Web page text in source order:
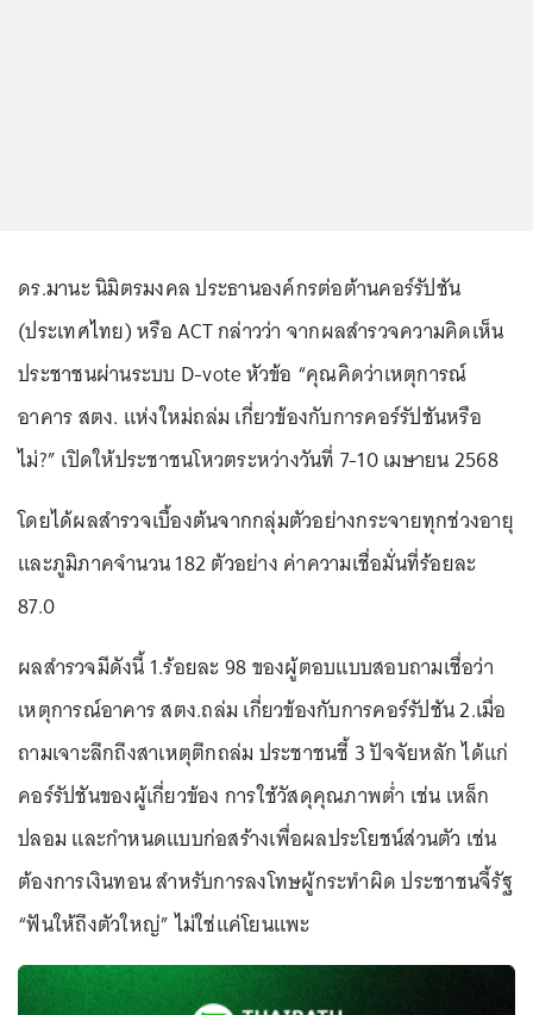
ดร.มานะ นิมิตรมงคล ประธานองค์กรต่อต้านคอร์รัปชัน
(ประเทศไทย) หรือ ACT กล่าวว่า จากผลสำรวจความคิดเห็น
ประชาชนผ่านระบบ D-vote หัวข้อ “คุณคิดว่าเหตุการณ์
อาคาร สตง. แห่งใหม่ถล่ม เกี่ยวข้องกับการคอร์รัปชันหรือ
ไม่?” เปิดให้ประชาชนโหวตระหว่างวันที่ 7-10 เมษายน 2568
โดยได้ผลสำรวจเบื้องต้นจากกลุ่มตัวอย่างกระจายทุกช่วงอายุ
และภูมิภาคจำนวน 182 ตัวอย่าง ค่าความเชื่อมั่นที่ร้อยละ
87.0
ผลสำรวจมีดังนี้ 1.ร้อยละ 98 ของผู้ตอบแบบสอบถามเชื่อว่า
เหตุการณ์อาคาร สตง.ถล่ม เกี่ยวข้องกับการคอร์รัปชัน 2.เมื่อ
ถามเจาะลึกถึงสาเหตุตึกถล่ม ประชาชนชี้ 3 ปัจจัยหลัก ได้แก่
คอร์รัปชันของผู้เกี่ยวข้อง การใช้วัสดุคุณภาพต่ำ เช่น เหล็ก
ปลอม และกำหนดแบบก่อสร้างเพื่อผลประโยชน์ส่วนตัว เช่น
ต้องการเงินทอน สำหรับการลงโทษผู้กระทำผิด ประชาชนจี้รัฐ
“ฟันให้ถึงตัวใหญ่” ไม่ใช่แค่โยนแพะ